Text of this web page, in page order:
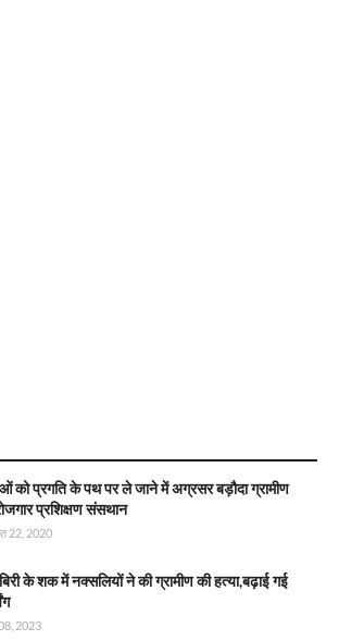
को प्रगति के पथ पर ले जाने में अग्रसर बड़ौदा ग्रामीण
प्रशिक्षण संसथान
22, 2020
के शक में नक्सलियों ने की ग्रामीण की हत्या,बढ़ाई गई
08, 2023